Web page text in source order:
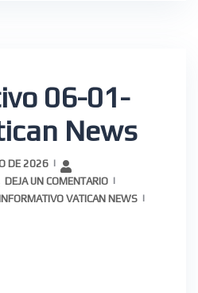
06-01-
News
DE 2026
DEJA UN COMENTARIO
INFORMATIVO VATICAN NEWS